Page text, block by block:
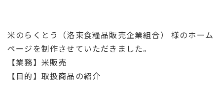
米のらくとう（洛東食糧品販売企業組合） 様のホーム
ページを制作させていただきました。
【業務】米販売
【目的】取扱商品の紹介